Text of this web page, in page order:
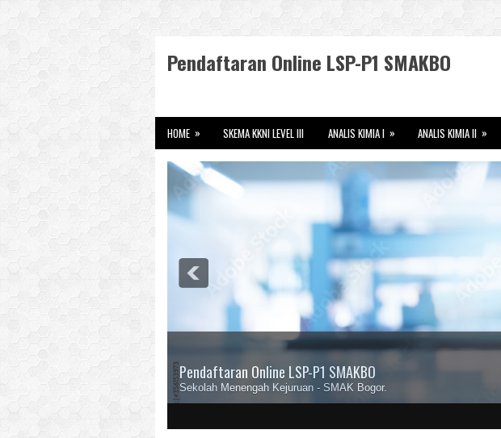
Pendaftaran Online LSP-P1 SMAKBO
HOME » SKEMA KKNI LEVEL III ANALIS KIMIA I » ANALIS KIMIA II »
Pendaftaran Online LSP-P1 SMAKBO
Sekolah Menengah Kejuruan - SMAK Bogor.